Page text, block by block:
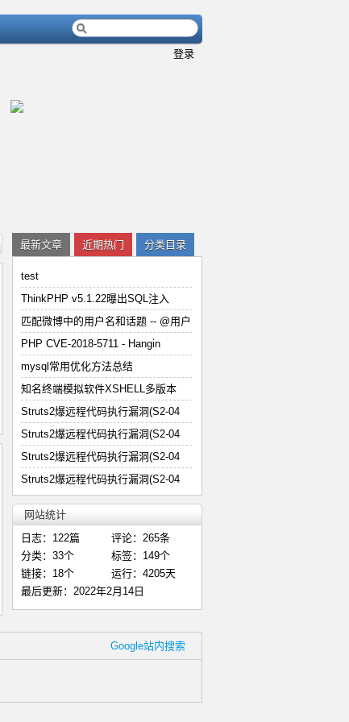
登录
详细内容
PHP CVE-2018-5711 - Han
最新文章 近期热门 分类目录
test
ThinkPHP v5.1.22曝出SQL注入
匹配微博中的用户名和话题 -- @用户
PHP CVE-2018-5711 - Hangin
mysql常用优化方法总结
知名终端模拟软件XSHELL多版本
Struts2爆远程代码执行漏洞(S2-04
Struts2爆远程代码执行漏洞(S2-04
Struts2爆远程代码执行漏洞(S2-04
Struts2爆远程代码执行漏洞(S2-04
网站统计
日志：122篇
评论：265条
分类：33个
标签：149个
链接：18个
运行：4205天
最后更新：2022年2月14日
Google站内搜索